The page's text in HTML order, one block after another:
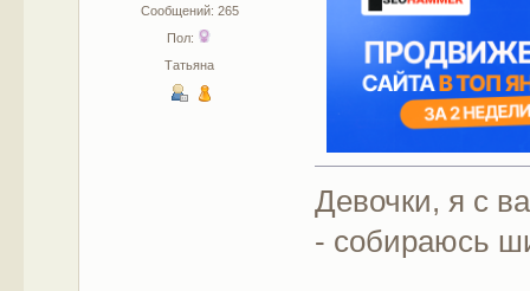
Сообщений: 265
Пол:
Татьяна
Девочки, я с
- собираюсь